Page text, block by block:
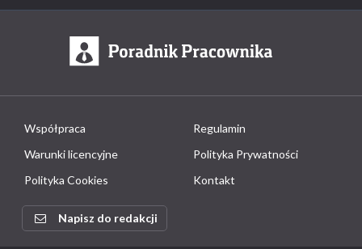
Współpraca
Regulamin
Warunki licencyjne
Polityka Prywatności
Polityka Cookies
Kontakt
Napisz do redakcji